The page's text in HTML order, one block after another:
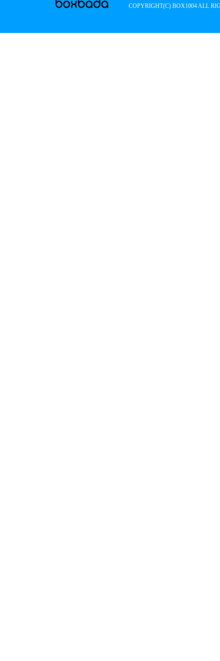
COPYRIGHT(C) BOX1004 ALL